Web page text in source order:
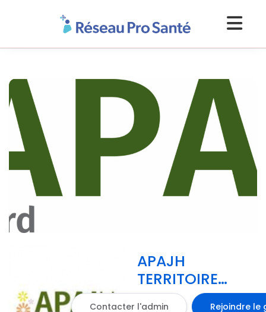
APAJH
TERRITOIRE
GRAND NORD
Contacter l'admin Rejoindre le